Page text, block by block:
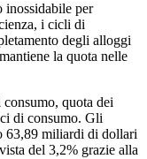
inossidabile per
i cicli di
degli alloggi
la quota nelle
quota dei
di consumo. Gli
63,89 miliardi di dollari
del 3,2% grazie alla